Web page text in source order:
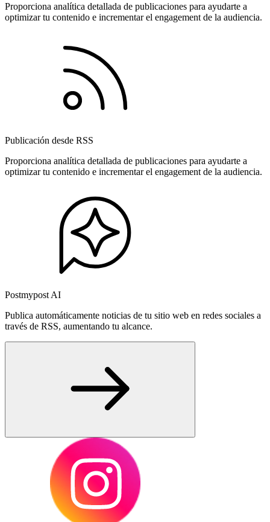
Proporciona analítica detallada de publicaciones para ayudarte a
optimizar tu contenido e incrementar el engagement de la audiencia.
Publicación desde RSS
Proporciona analítica detallada de publicaciones para ayudarte a
optimizar tu contenido e incrementar el engagement de la audiencia.
Postmypost AI
Publica automáticamente noticias de tu sitio web en redes sociales a
través de RSS, aumentando tu alcance.